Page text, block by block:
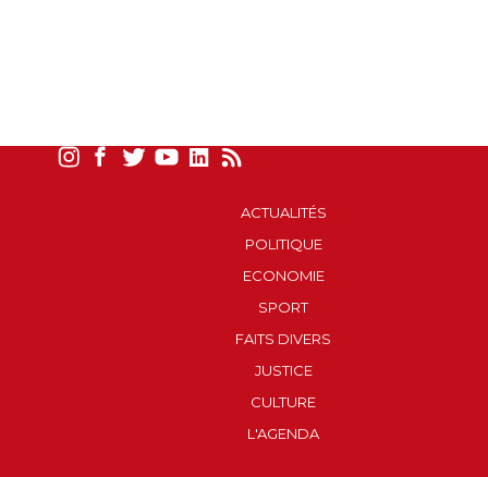
ACTUALITÉS
POLITIQUE
ECONOMIE
SPORT
FAITS DIVERS
JUSTICE
CULTURE
L'AGENDA